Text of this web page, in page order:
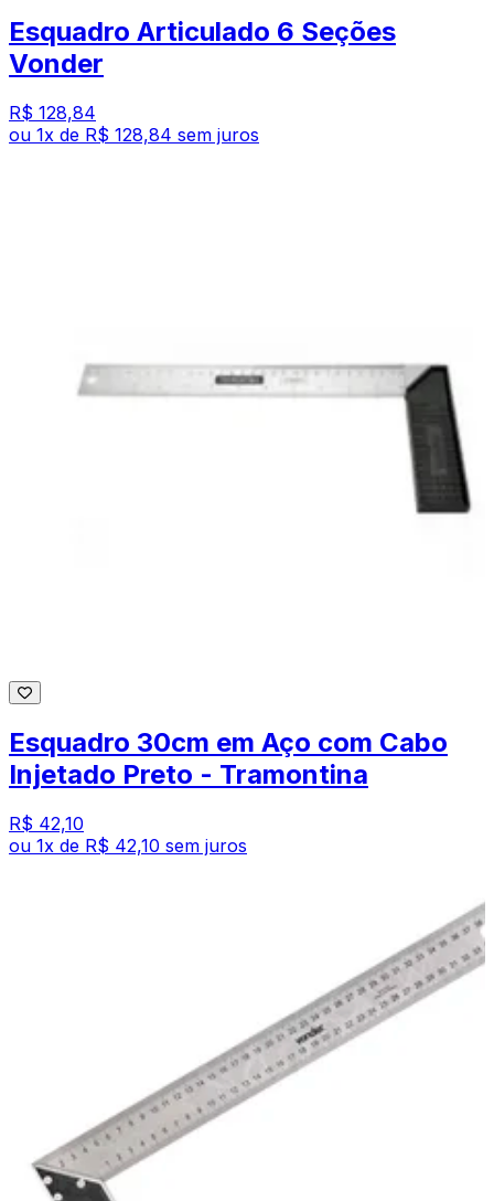
Esquadro Articulado 6 Seções
Vonder
R$ 128,84
ou 1x de R$ 128,84 sem juros
Esquadro 30cm em Aço com Cabo
Injetado Preto - Tramontina
R$ 42,10
ou 1x de R$ 42,10 sem juros